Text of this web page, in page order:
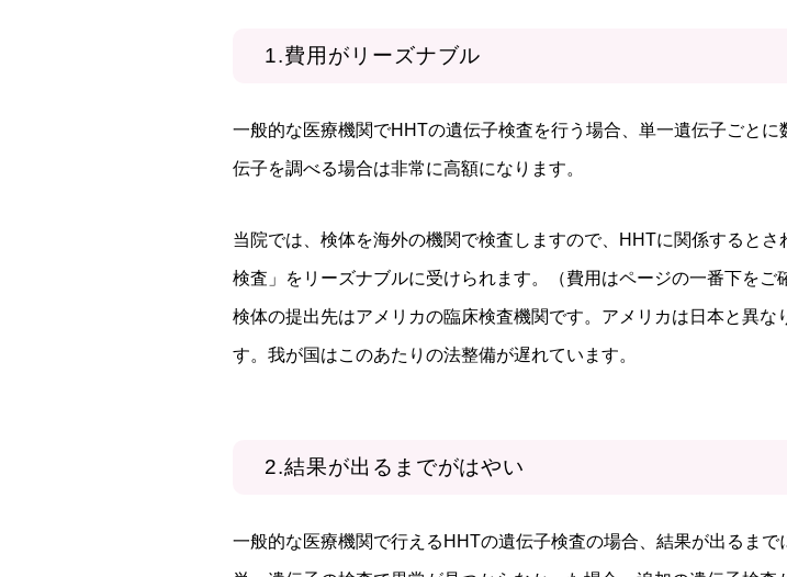
1.費用がリーズナブル
一般的な医療機関でHHTの遺伝子検査を行う場合、単一遺伝子ごと
伝子を調べる場合は非常に高額になります。
当院では、検体を海外の機関で検査しますので、HHTに関係すると
検査」をリーズナブルに受けられます。（費用はページの一番下をご
検体の提出先はアメリカの臨床検査機関です。アメリカは日本と異
す。我が国はこのあたりの法整備が遅れています。
2.結果が出るまでがはやい
一般的な医療機関で行えるHHTの遺伝子検査の場合、結果が出るま